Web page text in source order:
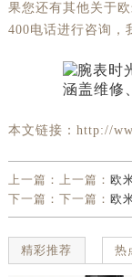
果您还有其他关于
400电话进行咨询，
本文链接：http://
上一篇：上一篇： 欧
下一篇：下一篇： 欧
精彩推荐 热